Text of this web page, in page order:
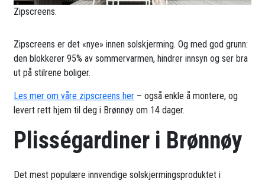
Zipscreens.
Zipscreens er det «nye» innen solskjerming. Og med god grunn:
den blokkerer 95% av sommervarmen, hindrer innsyn og ser bra
ut på stilrene boliger.
Les mer om våre zipscreens her – også enkle å montere, og
levert rett hjem til deg i Brønnøy om 14 dager.
Plisségardiner i Brønnøy
Det mest populære innvendige solskjermingsproduktet i